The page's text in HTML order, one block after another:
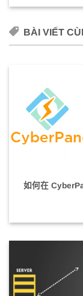
BÀI VIẾT
如何在